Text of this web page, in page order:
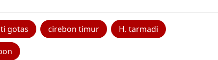
gotas cirebon timur H. tarmadi